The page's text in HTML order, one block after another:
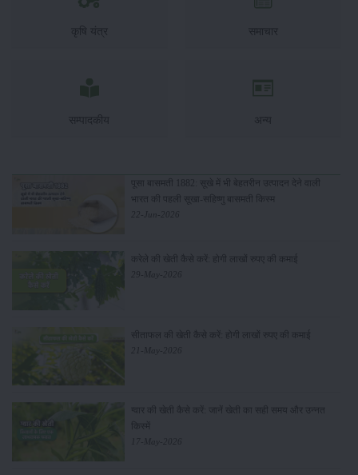
कृषि यंत्र समाचार
सम्पादकीय अन्य
पूसा बासमती 1882: सूखे में भी बेहतरीन उत्पादन देने वाली
भारत की पहली सूखा-सहिष्णु बासमती किस्म
22-Jun-2026
करेले की खेती कैसे करें: होगी लाखों रुपए की कमाई
29-May-2026
सीताफल की खेती कैसे करें: होगी लाखों रुपए की कमाई
21-May-2026
ग्वार की खेती कैसे करें: जानें खेती का सही समय और उन्नत
किस्में
17-May-2026